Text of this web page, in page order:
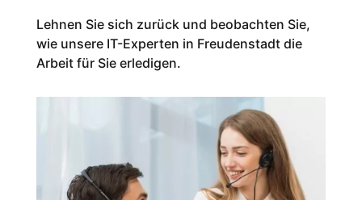
Lehnen Sie sich zurück und beobachten Sie,
wie unsere IT-Experten in Freudenstadtdie
Arbeit für Sie erledigen.